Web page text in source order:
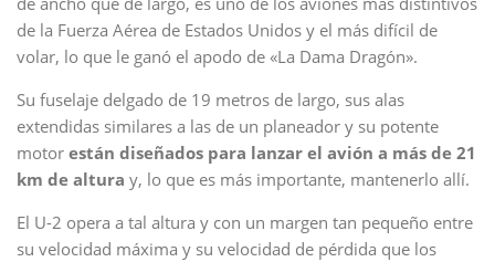
de la Fuerza Aérea de Estados Unidos y el más difícil de
volar, lo que le ganó el apodo de «La Dama Dragón».
Su fuselaje delgado de 19 metros de largo, sus alas
extendidas similares a las de un planeador y su potente
motor están diseñados para lanzar el avión a más de 21
km de altura y, lo que es más importante, mantenerlo allí.
El U-2 opera a tal altura y con un margen tan pequeño entre
su velocidad máxima y su velocidad de pérdida que los